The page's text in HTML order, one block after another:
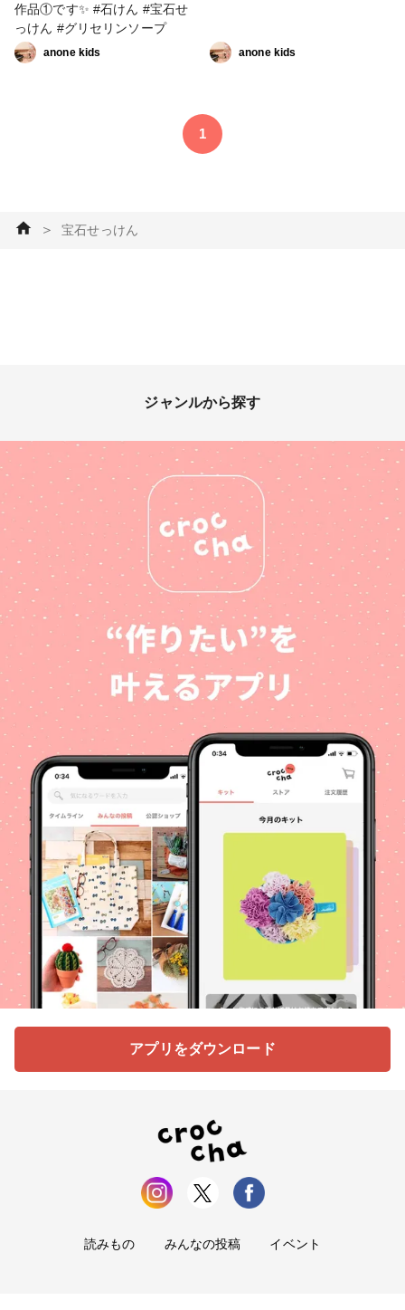
作品①です✨ #石けん #宝石せ
っけん #グリセリンソープ
anone kids anone kids
1
＞ 宝石せっけん
ジャンルから探す
アプリをダウンロード
読みもの みんなの投稿 イベント